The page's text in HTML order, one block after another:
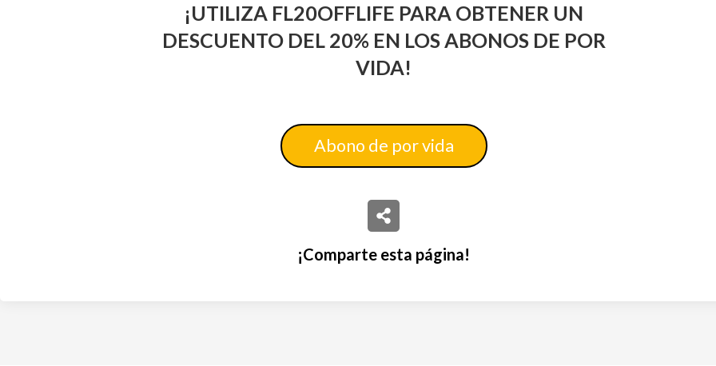
¡UTILIZA FL20OFFLIFE PARA OBTENER UN
DESCUENTO DEL 20% EN LOS ABONOS DE POR
VIDA!
Abono de por vida
¡Comparte esta página!